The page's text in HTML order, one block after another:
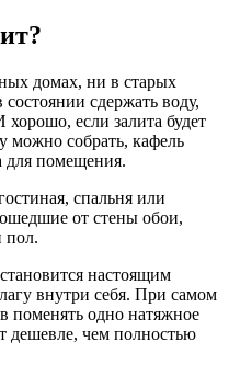
домах, ни в старых
сдержать воду,
если залита будет
можно собрать, кафель
для помещения.
спальня или
от стены обои,
пол.
настоящим
внутри себя. При самом
поменять одно натяжное
дешевле, чем полностью